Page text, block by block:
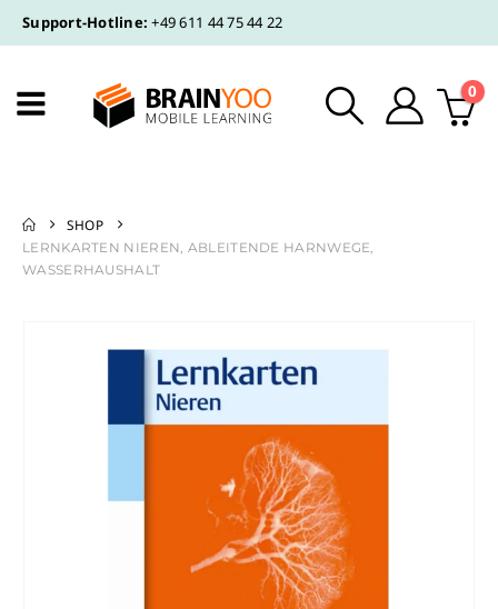
Support-Hotline: +49 611 44 75 44 22
0
SHOP
LERNKARTEN NIEREN, ABLEITENDE HARNWEGE,
WASSERHAUSHALT